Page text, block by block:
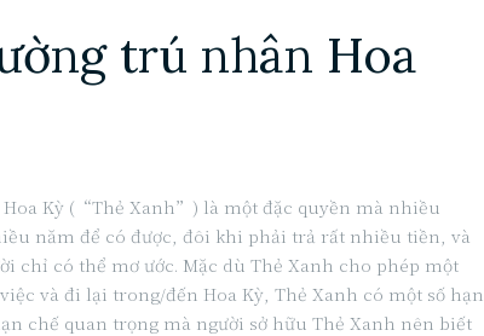
trú nhân Hoa
Kỳ (“Thẻ Xanh”) là một đặc quyền mà nhiều
năm để có được, đôi khi phải trả rất nhiều tiền, và
chỉ có thể mơ ước. Mặc dù Thẻ Xanh cho phép một
và đi lại trong/đến Hoa Kỳ, Thẻ Xanh có một số hạn
chế quan trọng mà người sở hữu Thẻ Xanh nên biết